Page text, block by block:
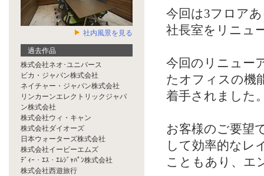
社内風景を見る
過去作品
株式会社ネオ･ユニバース
ビカ・ジャパン株式会社
ネイチャー・ジャパン株式会社
リンカーンエレクトリックジャパ
ン株式会社
株式会社ウィ・キャン
株式会社ダイオーズ
日本ウォーターズ株式会社
株式会社イービーエムズ
ﾃﾞｨｰ・ｴｽ・ｴﾑｼﾞｬﾊﾟﾝ株式会社
株式会社西遊旅行
今回は3フロア
社長室をリニュ
今回のリニュー
たオフィスの機
着手されました
お客様のご要望
して効率的なレ
こともあり、エ